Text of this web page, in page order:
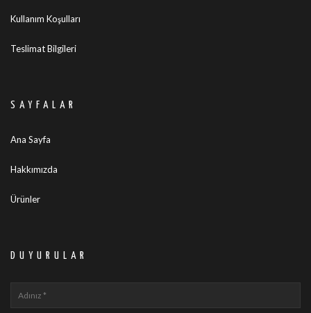
Kullanım Koşulları
Teslimat Bilgileri
SAYFALAR
Ana Sayfa
Hakkımızda
Ürünler
DUYURULAR